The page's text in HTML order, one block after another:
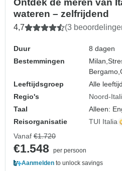
Ontdek de meren van
wateren – zelfrijdend
4,7 (3
Duur
8 dagen
Bestemmingen
Milan,
Bergamo,
Leeftijdsgroep
Alle
Regio's
Noord-
Taal
Alleen:
Reisorganisatie
TUI Italia
Vanaf €1.720
€1.548
per persoon
Aanmelden to unlock savings